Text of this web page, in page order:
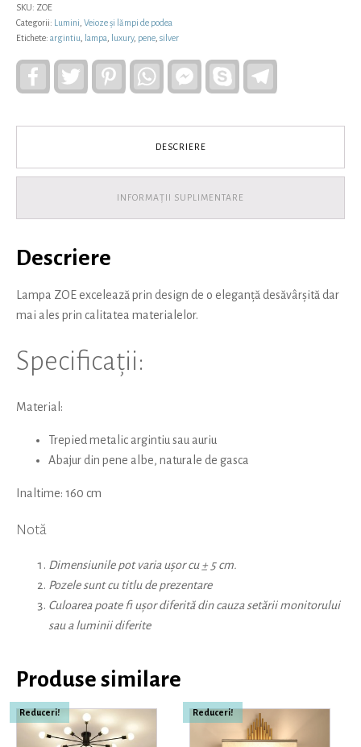
SKU: ZOE
Categorii: Lumini Veioze și lămpi de podea
Etichete: argintiu lampa luxury, pene silver
FacebookTwitter PinterestWhatsAppFacebook
Messenger
Skype
DESCRIERE
INFORMAȚII SUPLIMENTARE
Descriere
Lampa ZOE excelează prin design de o eleganță desăvârșită dar
mai ales prin calitatea materialelor.
Specificații:
Material:
Trepied metalic argintiu sau auriu
Abajur din pene albe, naturale de gasca
Inaltime: 160 cm
Notă
Dimensiunile pot varia ușor cu ± 5 cm.
Pozele sunt cu titlu de prezentare
Culoarea poate fi ușor diferită din cauza setării monitorului
sau a luminii diferite
Produse similare
Reduceri! Reduceri!